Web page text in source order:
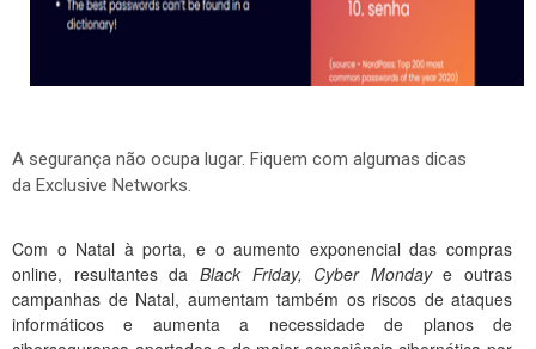
A segurança não ocupa lugar. Fiquem com algumas dicas
da Exclusive Networks.
Com o Natal à porta, e o aumento exponencial das compras
online, resultantes da Black Friday, Cyber Mondaye outras
campanhas de Natal, aumentam também os riscos de ataques
informáticos e aumenta a necessidade de planos de